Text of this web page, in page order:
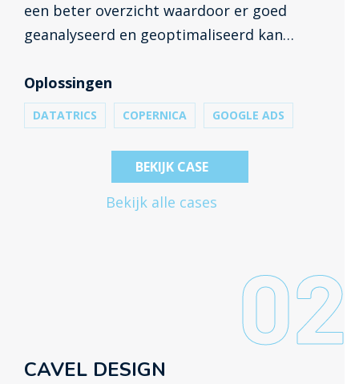
een beter overzicht waardoor er goed
geanalyseerd en geoptimaliseerd kan
Ads data geanalyseerd en zijn op basis
hiervan aanpassingen gedaan.
Oplossingen
DATATRICS COPERNICA GOOGLE ADS
BEKIJK CASE
Bekijk alle cases
02
CAVEL DESIGN